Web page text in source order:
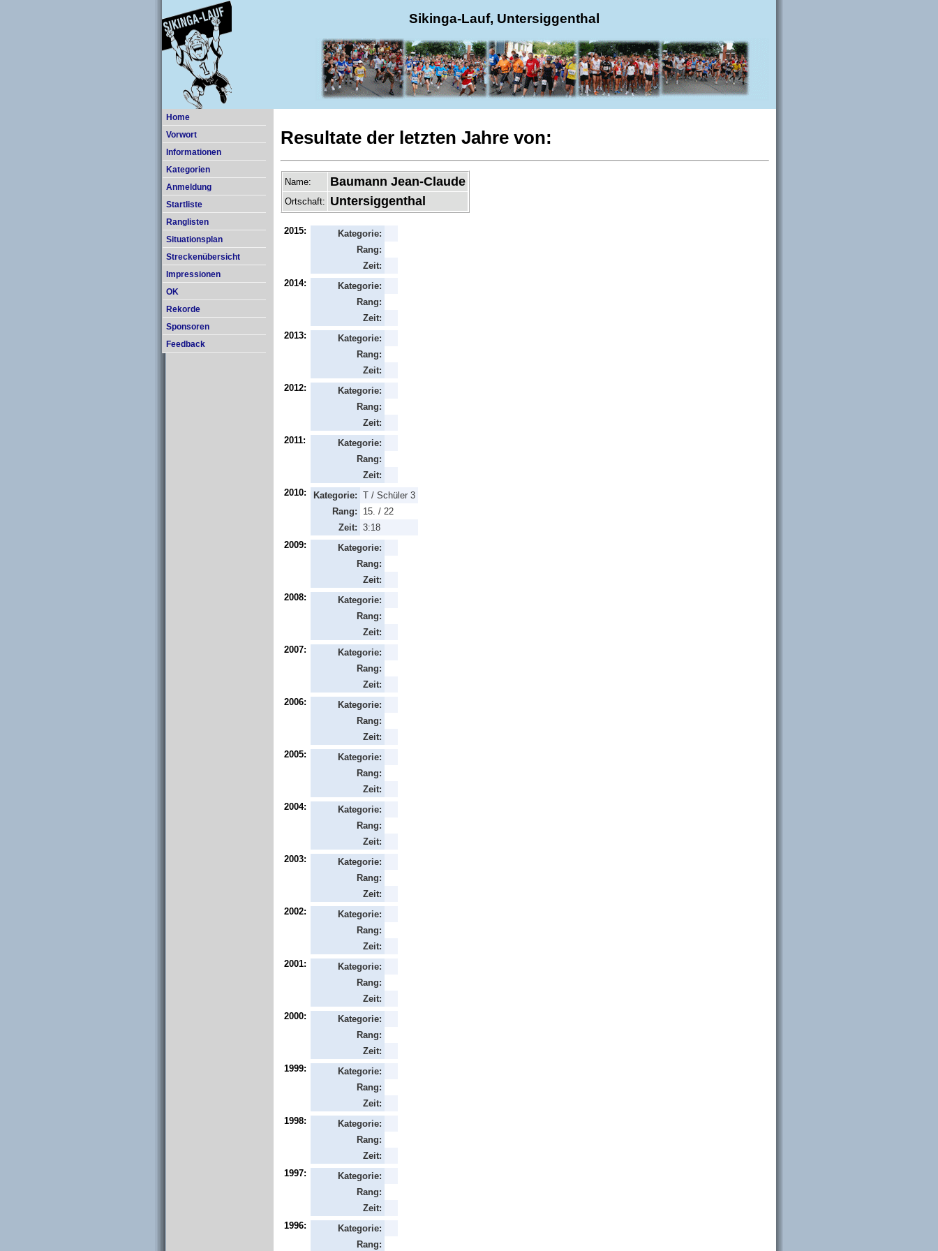
Sikinga-Lauf, Untersiggenthal
Home
Vorwort
Informationen
Kategorien
Anmeldung
Startliste
Ranglisten
Situationsplan
Streckenübersicht
Impressionen
OK
Rekorde
Sponsoren
Feedback
Resultate der letzten Jahre von:
Name: Baumann Jean-Claude
Ortschaft: Untersiggenthal
2015:
Kategorie:
Rang:
Zeit:
2014:
Kategorie:
Rang:
Zeit:
2013:
Kategorie:
Rang:
Zeit:
2012:
Kategorie:
Rang:
Zeit:
2011:
Kategorie:
Rang:
Zeit:
2010:
Kategorie: T / Schüler 3
Rang:
15. / 22
Zeit: 3:18
2009:
Kategorie:
Rang:
Zeit:
2008:
Kategorie:
Rang:
Zeit:
2007:
Kategorie:
Rang:
Zeit:
2006:
Kategorie:
Rang:
Zeit:
2005:
Kategorie:
Rang:
Zeit:
2004:
Kategorie:
Rang:
Zeit:
2003:
Kategorie:
Rang:
Zeit:
2002:
Kategorie:
Rang:
Zeit:
2001:
Kategorie:
Rang:
Zeit:
2000:
Kategorie:
Rang:
Zeit:
1999:
Kategorie:
Rang:
Zeit:
1998:
Kategorie:
Rang:
Zeit:
1997:
Kategorie:
Rang:
Zeit:
1996:
Kategorie:
Rang: